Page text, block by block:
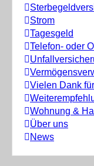
Strom
Tagesgeld
Telefon- oder
Vielen Dank
Wohnung &
Über uns
News